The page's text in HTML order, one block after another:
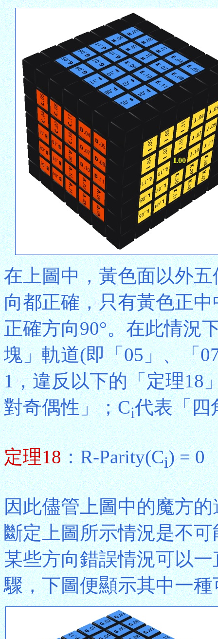
在上圖中，黃色面以外
向都正確，只有黃色正
正確方向90°。在此情況
塊」軌道(即「05」、「
1，違反以下的「定理18
對奇偶性」；Ci代表「四
定理18：R-Parity(Ci) = 0
因此儘管上圖中的魔方
斷定上圖所示情況是不
某些方向錯誤情況可以
驟，下圖便顯示其中一